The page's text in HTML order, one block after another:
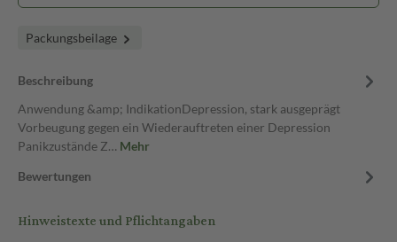
Packungsbeilage
Beschreibung
Anwendung &amp; IndikationDepression, stark ausgeprägt
Vorbeugung gegen ein Wiederauftreten einer Depression
Panikzustände Z… Mehr
Bewertungen
Hinweistexte und Pflichtangaben